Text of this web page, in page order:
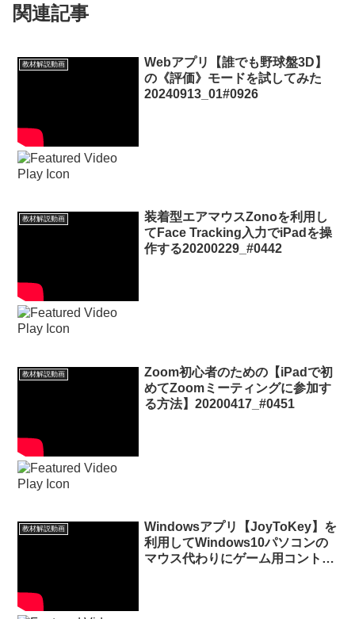
関連記事
教材解説動画
Webアプリ【誰でも野球盤3D】
の《評価》モードを試してみた
20240913_01#0926
教材解説動画
装着型エアマウスZonoを利用し
てFace Tracking入力でiPadを操
作する20200229_#0442
教材解説動画
Zoom初心者のための【iPadで初
めてZoomミーティングに参加す
る方法】20200417_#0451
教材解説動画
Windowsアプリ【JoyToKey】を
利用してWindows10パソコンの
マウス代わりにゲーム用コントロ